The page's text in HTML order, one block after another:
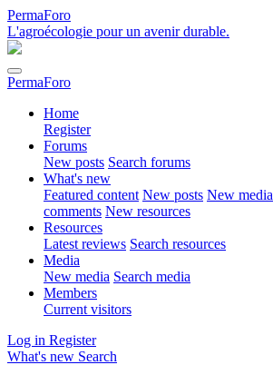
PermaForo
L'agroécologie pour un avenir durable.
PermaForo
Home
Register
Forums
New posts Search forums
What's new
Featured content New posts New media
comments New resources
Resources
Latest reviews Search resources
Media
New media Search media
Members
Current visitors
Log in Register
What's new Search